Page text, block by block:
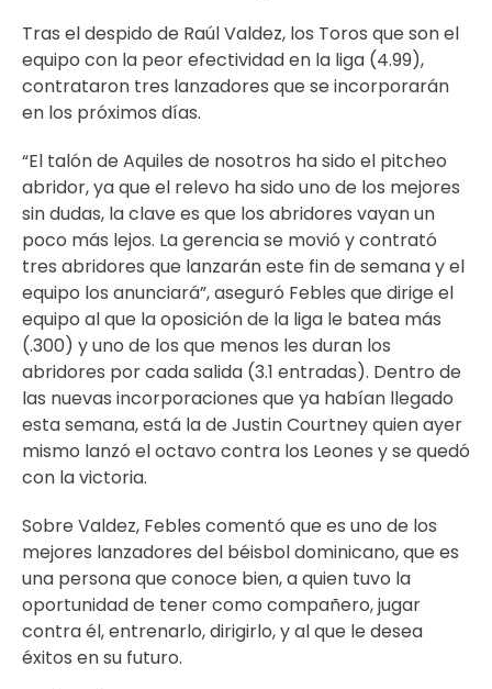
Tras el despido de Raúl Valdez, los Toros que son el
equipo con la peor efectividad en la liga (4.99),
contrataron tres lanzadores que se incorporarán
en los próximos días.
“El talón de Aquiles de nosotros ha sido el pitcheo
abridor, ya que el relevo ha sido uno de los mejores
sin dudas, la clave es que los abridores vayan un
poco más lejos. La gerencia se movió y contrató
tres abridores que lanzarán este fin de semana y el
equipo los anunciará”, aseguró Febles que dirige el
equipo al que la oposición de la liga le batea más
(.300) y uno de los que menos les duran los
abridores por cada salida (3.1 entradas). Dentro de
las nuevas incorporaciones que ya habían llegado
esta semana, está la de Justin Courtney quien ayer
mismo lanzó el octavo contra los Leones y se quedó
con la victoria.
Sobre Valdez, Febles comentó que es uno de los
mejores lanzadores del béisbol dominicano, que es
una persona que conoce bien, a quien tuvo la
oportunidad de tener como compañero, jugar
contra él, entrenarlo, dirigirlo, y al que le desea
éxitos en su futuro.